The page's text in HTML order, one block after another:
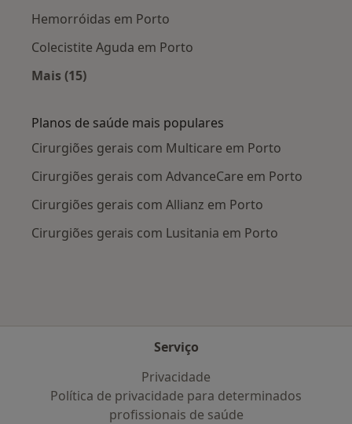
Hemorróidas em Porto
Colecistite Aguda em Porto
Mais (15)
Planos de saúde mais populares
Cirurgiões gerais com Multicare em Porto
Cirurgiões gerais com AdvanceCare em Porto
Cirurgiões gerais com Allianz em Porto
Cirurgiões gerais com Lusitania em Porto
Serviço
Privacidade
Política de privacidade para determinados
profissionais de saúde